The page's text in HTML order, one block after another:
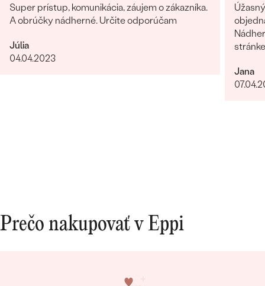
Super prístup, komunikácia, záujem o zákazníka.
A obrúčky nádherné. Určite odporúčam
Júlia
04.04.2023
Jana
Prečo nakupovať v Eppi